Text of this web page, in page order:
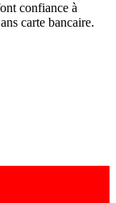
confiance à
carte bancaire.